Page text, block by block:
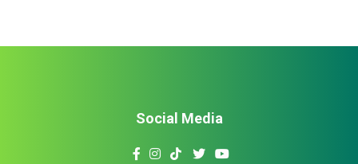
Social Media